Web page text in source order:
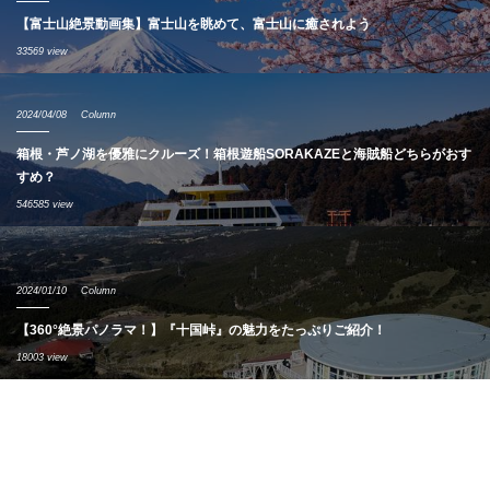
【富士山絶景動画集】富士山を眺めて、富士山に癒されよう
33569 view
2024/04/08 Column
箱根・芦ノ湖を優雅にクルーズ！箱根遊船SORAKAZEと海賊船どちらがおす
すめ？
546585 view
2024/01/10 Column
【360°絶景パノラマ！】『十国峠』の魅力をたっぷりご紹介！
18003 view